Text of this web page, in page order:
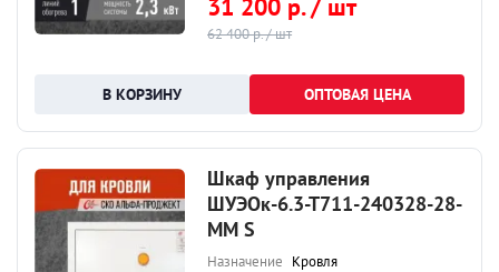
31 200 р. / шт
62 400 р. / шт
ОПТОВАЯ ЦЕНА
Шкаф управления
ШУЭОк-6.3-Т711-240328-28-
ММ S
Назначение Кровля